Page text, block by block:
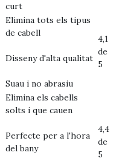
curt
Elimina tots els tipus
de cabell
Disseny d'alta qualitat
Suau i no abrasiu
4,1
de
5
Elimina els cabells
solts i que cauen
Perfecte per a l'hora
del bany
4,4
de
5